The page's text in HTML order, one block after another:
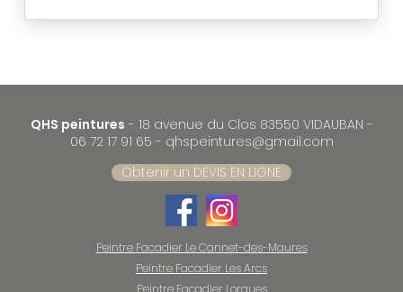
QHS peintures - 18 avenue du Clos 83550 VIDAUBAN -
06 72 17 91 65 - qhspeintures@gmail.com
Obtenir un DEVIS EN LIGNE
Peintre Facadier Le Cannet-des-Maures
Peintre Facadier Les Arcs
Peintre Facadier Lorgues